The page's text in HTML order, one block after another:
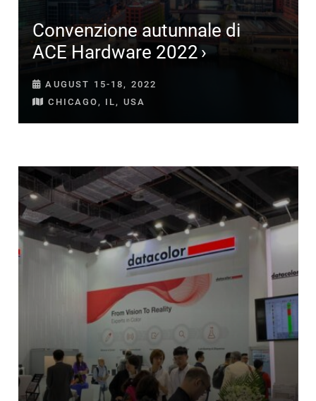
Convenzione autunnale di
ACE Hardware 2022
AUGUST 15-18, 2022
CHICAGO, IL, USA